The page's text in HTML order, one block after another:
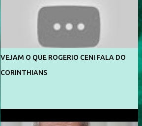
divulga capa e primeiras fotos de Lola
Melnick - @aredacao
VEJAM O QUE ROGERIO CENI FALA DO
CORINTHIANS